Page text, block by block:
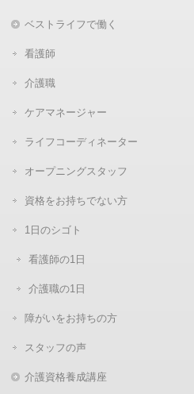
ベストライフで働く
看護師
介護職
ケアマネージャー
ライフコーディネーター
オープニングスタッフ
資格をお持ちでない方
1日のシゴト
看護師の1日
介護職の1日
障がいをお持ちの方
スタッフの声
介護資格養成講座